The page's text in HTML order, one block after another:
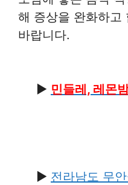
해 증상을 완화하고
바랍니다.
▶ 민들레, 레몬
▶ 전라남도 무